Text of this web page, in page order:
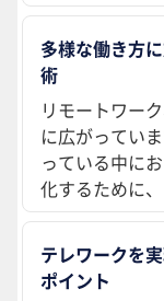
多様な働き方
術
リモートワー
に広がってい
っている中に
化するために
テレワークを
ポイント